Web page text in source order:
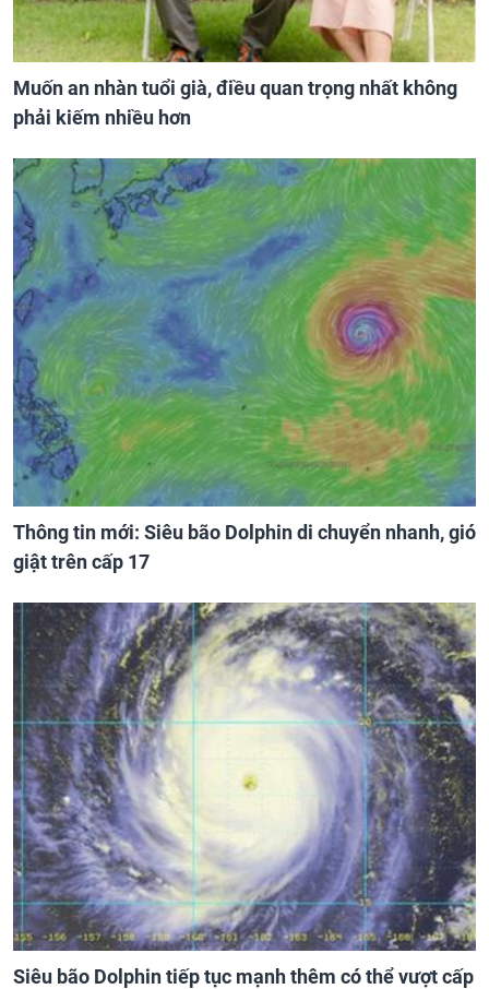
Muốn an nhàn tuổi già, điều quan trọng nhất không
phải kiếm nhiều hơn
Thông tin mới: Siêu bão Dolphin di chuyển nhanh, gió
giật trên cấp 17
Siêu bão Dolphin tiếp tục mạnh thêm có thể vượt cấp